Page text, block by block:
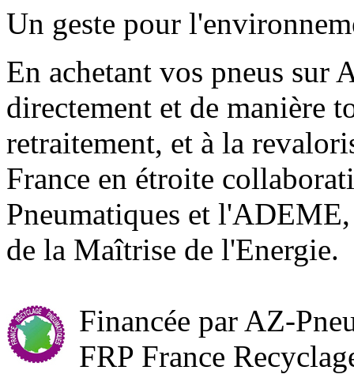
Un geste pour
En achetant vos pneus sur
directement et de manière
retraitement, et à la
France en étroite
Pneumatiques et
de la Maîtrise de l'Energie.
Financée par AZ-
FRP France